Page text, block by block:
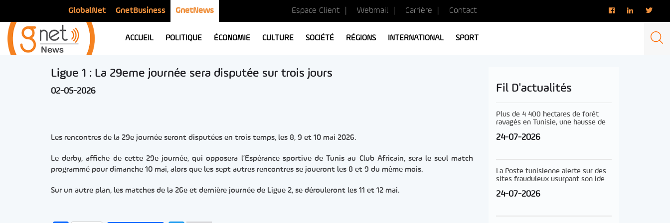
GlobalNet GnetBusiness GnetNews Espace Client Webmail Carrière Contact
ACCUEIL POLITIQUE ÉCONOMIE CULTURE SOCIÉTÉ RÉGIONS INTERNATIONAL SPORT
Ligue 1 : La 29eme journée sera disputée sur trois jours
02-05-2026
Les rencontres de la 29e journée seront disputées en trois temps, les 8, 9 et 10 mai 2026.
Le derby, affiche de cette 29e journée, qui opposera l’Espérance sportive de Tunis au Club Africain, sera le seul match
programmé pour dimanche 10 mai, alors que les sept autres rencontres se joueront les 8 et 9 du même mois.
Sur un autre plan, les matches de la 26e et dernière journée de Ligue 2, se dérouleront les 11 et 12 mai.
Fil D'actualités
Plus de 4 400 hectares de forêt
ravagés en Tunisie, une hausse de
24-07-2026
La Poste tunisienne alerte sur des
sites frauduleux usurpant son ide
24-07-2026